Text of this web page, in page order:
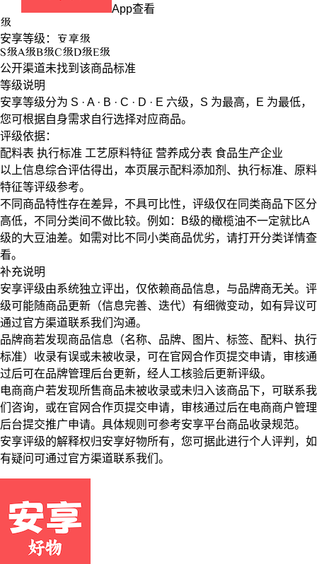
App查看
级
安享等级： 安享级
S级A级B级C级D级E级
公开渠道未找到该商品标准
等级说明
安享等级分为 S · A · B · C · D · E 六级， S 为最高， E 为最低，
您可根据自身需求自行选择对应商品。
评级依据：
配料表 执行标准 工艺原料特征 营养成分表 食品生产企业
以上信息综合评估得出，本页展示配料添加剂 、 执行标准、 原料
特征等评级参考。
不同商品特性存在差异，不具可比性，评级仅在 同类商品下区分
高低，不同分类间不做比较。例如：B级的橄榄油不一定就比A
级的大豆油差。如需对比不同小类商品优劣，请打开分类详情查
看。
补充说明
安享评级由系统独立评出，仅依赖商品信息， 与品牌商无关。评
级可能随商品更新（信息完善、迭代）有细微变动，如有异议可
通过官方渠道联系我们沟通。
品牌商若发现商品信息（名称、品牌、图片、标签、配料、执行
标准）收录有误或未被收录，可在官网合作页提交申请，审核通
过后可在品牌管理后台更新，经人工核验后更新评级。
电商商户若发现所售商品未被收录或未归入该商品下，可联系我
们咨询，或在官网合作页提交申请，审核通过后在电商商户管理
后台提交推广申请。具体规则可参考安享平台商品收录规范。
安享评级的解释权归安享好物所有，您可据此进行个人评判，如
有疑问可通过官方渠道联系我们。